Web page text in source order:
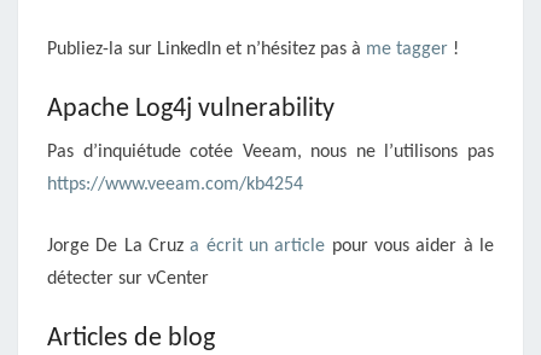
Publiez-la sur LinkedIn et n’hésitez pas à me tagger !
Apache Log4j vulnerability
Pas d’inquiétude cotée Veeam, nous ne l’utilisons pas
https://www.veeam.com/kb4254
Jorge De La Cruza écrit un article pour vous aider à le
détecter sur vCenter
Articles de blog